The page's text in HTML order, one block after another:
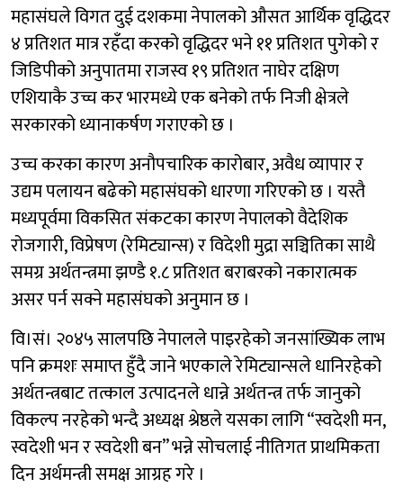
महासंघले विगत दुई दशकमा नेपालको औसत आर्थिक वृद्धिदर
४ प्रतिशत मात्र रहँदा करको वृद्धिदर भने ११ प्रतिशत पुगेको र
जिडिपीको अनुपातमा राजस्व १९ प्रतिशत नाघेर दक्षिण
एशियाकै उच्च कर भारमध्ये एक बनेको तर्फ निजी क्षेत्रले
सरकारको ध्यानाकर्षण गराएको छ ।
उच्च करका कारण अनौपचारिक कारोबार, अवैध व्यापार र
उद्यम पलायन बढेको महासंघको धारणा गरिएको छ । यस्तै
मध्यपूर्वमा विकसित संकटका कारण नेपालको वैदेशिक
रोजगारी, विप्रेषण (रेमिट्यान्स) र विदेशी मुद्रा सञ्चितिका साथै
समग्र अर्थतन्त्रमा झण्डै १.८ प्रतिशत बराबरको नकारात्मक
असर पर्न सक्ने महासंघको अनुमान छ ।
वि।सं। २०४५ सालपछि नेपालले पाइरहेको जनसांख्यिक लाभ
पनि क्रमशः समाप्त हुँदै जाने भएकाले रेमिट्यान्सले धानिरहेको
अर्थतन्त्रबाट तत्काल उत्पादनले धान्ने अर्थतन्त्र तर्फ जानुको
विकल्प नरहेको भन्दै अध्यक्ष श्रेष्ठले यसका लागि “स्वदेशी मन,
स्वदेशी भन र स्वदेशी बन” भन्ने सोचलाई नीतिगत प्राथमिकता
दिन अर्थमन्त्री समक्ष आग्रह गरे ।